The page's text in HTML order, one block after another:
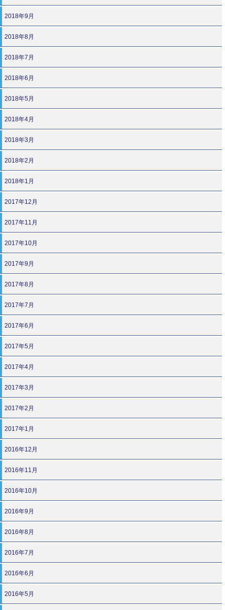
2018年9月
2018年8月
2018年7月
2018年6月
2018年5月
2018年4月
2018年3月
2018年2月
2018年1月
2017年12月
2017年11月
2017年10月
2017年9月
2017年8月
2017年7月
2017年6月
2017年5月
2017年4月
2017年3月
2017年2月
2017年1月
2016年12月
2016年11月
2016年10月
2016年9月
2016年8月
2016年7月
2016年6月
2016年5月